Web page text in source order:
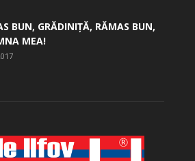
BUN, GRĂDINIŢĂ, ­RĂMAS BUN,
MEA!